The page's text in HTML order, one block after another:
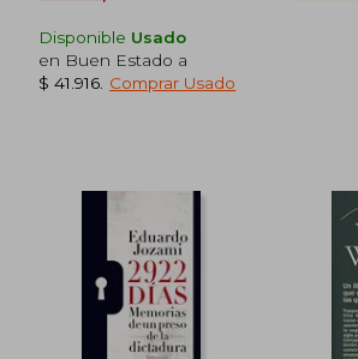
Disponible Usado
en Buen Estado a
$ 41.916 Comprar Usado